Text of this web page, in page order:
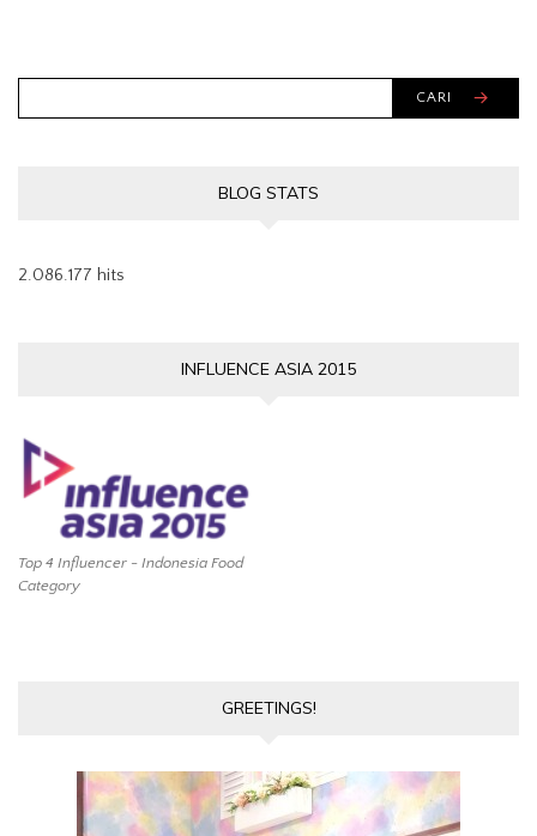
CARI
BLOG STATS
2.086.177 hits
INFLUENCE ASIA 2015
Top 4 Influencer - Indonesia Food
Category
GREETINGS!